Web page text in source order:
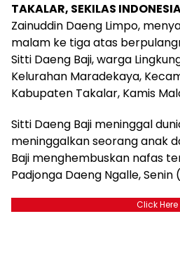
TAKALAR, SEKILAS
Zainuddin Daeng Limpo,
malam ke tiga atas
Sitti Daeng Baji, warga
Kelurahan Maradekaya,
Kabupaten Takalar, Kamis
Sitti Daeng Baji meninggal
meninggalkan seorang anak
Baji menghembuskan nafas
Padjonga Daeng Ngalle, Senin
Click Here